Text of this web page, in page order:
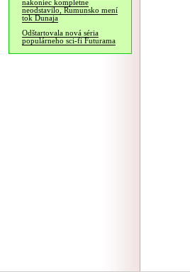
nakoniec kompletne
neodstavilo, Rumunsko mení
tok Dunaja
Odštartovala nová séria
populárneho sci-fi Futurama